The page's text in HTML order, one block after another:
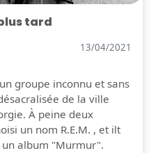
tard
13/04/2021
groupe inconnu et sans
de la ville
À peine deux
un nom R.E.M. , et ilt
album "Murmur".